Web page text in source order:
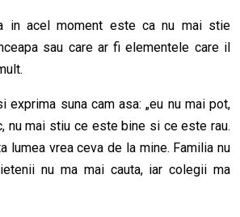
in acel moment este ca nu mai stie
sau care ar fi elementele care il
exprima suna cam asa: „eu nu mai pot,
nu mai stiu ce este bine si ce este rau.
lumea vrea ceva de la mine. Familia nu
nu ma mai cauta, iar colegii ma